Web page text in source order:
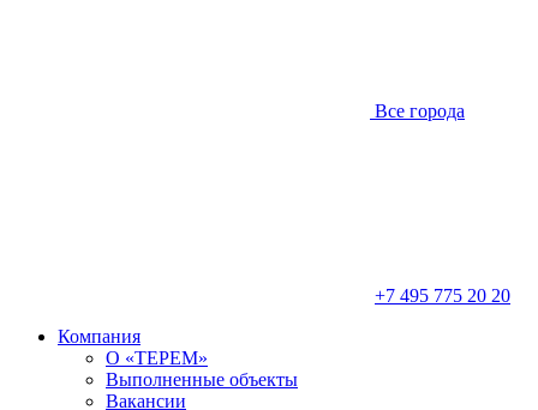
Все города
+7 495 775 20 20
Компания
О «ТЕРЕМ»
Выполненные объекты
Вакансии